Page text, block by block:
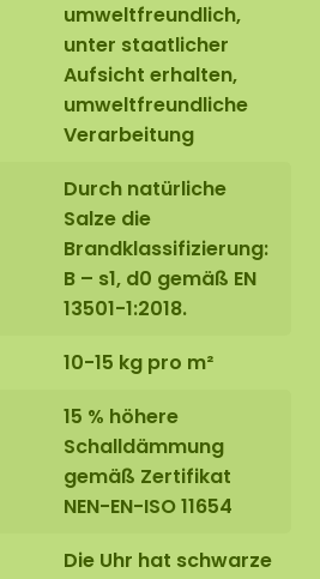
umweltfreundlich,
unter staatlicher
Aufsicht erhalten,
umweltfreundliche
Verarbeitung
Durch natürliche
Salze die
Brandklassifizierung:
B – s1, d0 gemäß EN
13501-1:2018.
10-15 kg pro m²
15 % höhere
Schalldämmung
gemäß Zertifikat
NEN-EN-ISO 11654
Die Uhr hat schwarze